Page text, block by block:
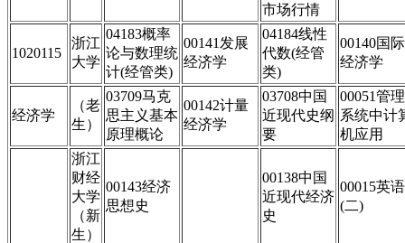
市场行情
1020115
浙江
大学
04183概率
论与数理统
计(经管类)
00141发展
经济学
04184线性
代数(经管
类)
00140国际
经济学
经济学
（老
生）
03709马克
思主义基本
原理概论
00142计量
经济学
03708中国
近现代史纲
要
00051管理
系统中计
机应用
浙江
财经
大学
（新
生）
00143经济
思想史
00138中国
近现代经济
史
00015英语
(二)